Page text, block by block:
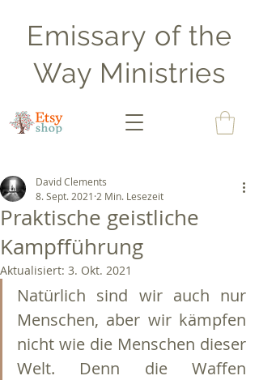
Emissary of the
Way Ministries
Praktische geistliche
Kampfführung
David Clements
8. Sept. 2021 2 Min. Lesezeit
Aktualisiert: 3. Okt. 2021
Natürlich sind wir auch nur
Menschen, aber wir kämpfen
nicht wie die Menschen dieser
Welt. Denn die Waffen